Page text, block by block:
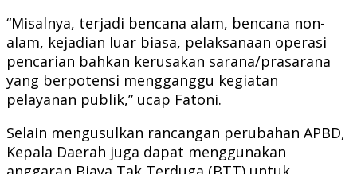
“Misalnya, terjadi bencana alam, bencana non-
alam, kejadian luar biasa, pelaksanaan operasi
pencarian bahkan kerusakan sarana/prasarana
yang berpotensi mengganggu kegiatan
pelayanan publik,” ucap Fatoni.
Selain mengusulkan rancangan perubahan APBD,
Kepala Daerah juga dapat menggunakan